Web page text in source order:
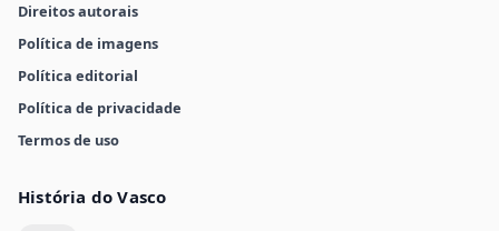
Direitos autorais
Política de imagens
Política editorial
Política de privacidade
Termos de uso
História do Vasco